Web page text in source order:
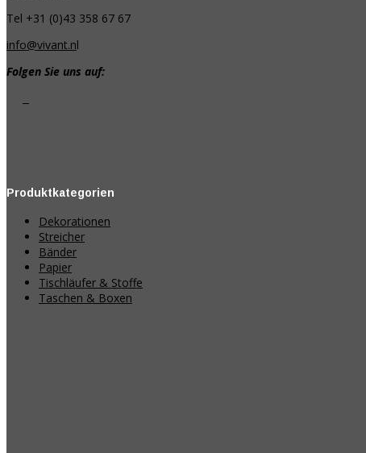
Tel +31 (0)43 358 67 67
info@vivant.nl
Folgen Sie uns auf:
Produktkategorien
Dekorationen
Streicher
Bänder
Papier
Tischläufer & Stoffe
Taschen & Boxen